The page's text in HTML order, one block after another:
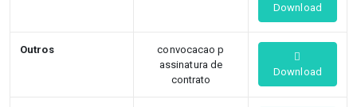
Download
Outros
convocacao p
assinatura de
contrato
Download